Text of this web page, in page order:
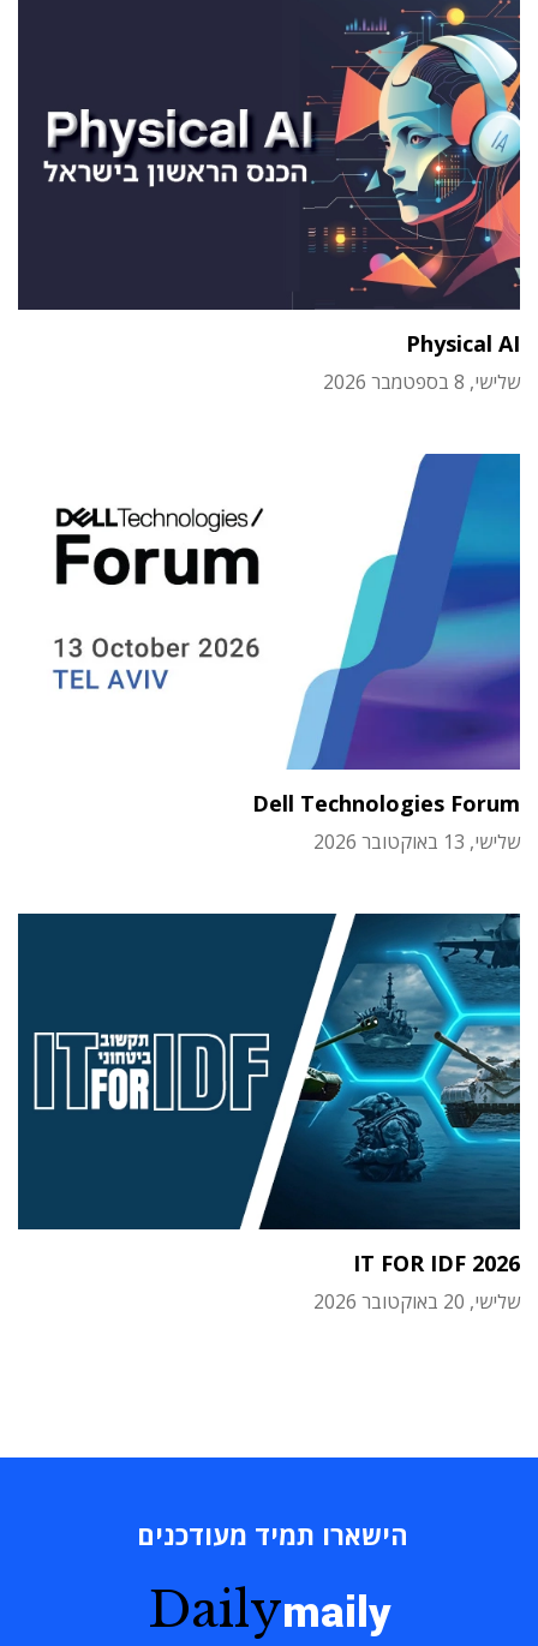
Physical AI
שלישי, 8 בספטמבר 2026
Dell Technologies Forum
שלישי, 13 באוקטובר 2026
IT FOR IDF 2026
שלישי, 20 באוקטובר 2026
הישארו תמיד מעודכנים
Dailymaily